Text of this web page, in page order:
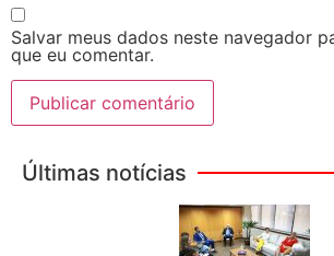
Salvar meus dados neste navegador
que eu comentar.
Últimas notícias